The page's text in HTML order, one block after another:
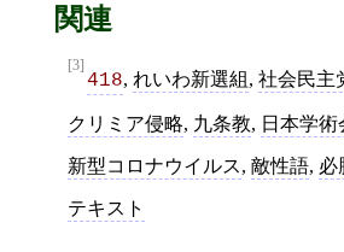
関連
[3]
418, れいわ新選組, 社会民主
クリミア侵略, 九条教, 日本学術
新型コロナウイルス, 敵性語, 必
テキスト